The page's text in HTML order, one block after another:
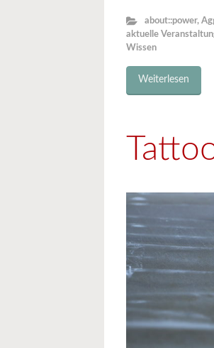
about::power,
aktuelle
Wissen
Weiterlesen